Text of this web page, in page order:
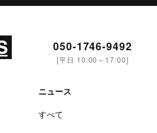
050-1746-9492
[平日 10:00～17:00]
ニュース
すべて